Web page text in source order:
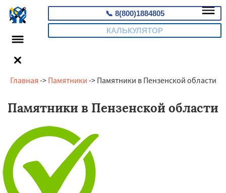
📞 8(800)1884805
КАЛЬКУЛЯТОР
Главная -> Памятники -> Памятники в Пензенской области
Памятники в Пензенской области